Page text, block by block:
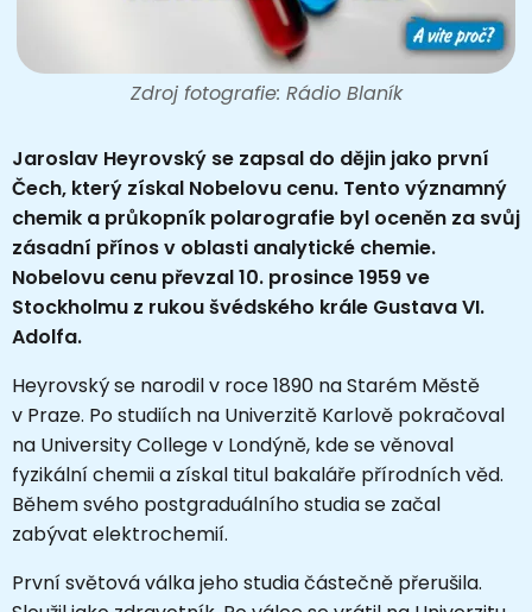
Zdroj fotografie: Rádio Blaník
Jaroslav Heyrovský se zapsal do dějin jako první
Čech, který získal Nobelovu cenu. Tento významný
chemik a průkopník polarografie byl oceněn za svůj
zásadní přínos v oblasti analytické chemie.
Nobelovu cenu převzal 10. prosince 1959 ve
Stockholmu z rukou švédského krále Gustava VI.
Adolfa.
Heyrovský se narodil v roce 1890 na Starém Městě
v Praze. Po studiích na Univerzitě Karlově pokračoval
na University College v Londýně, kde se věnoval
fyzikální chemii a získal titul bakaláře přírodních věd.
Během svého postgraduálního studia se začal
zabývat elektrochemií.
První světová válka jeho studia částečně přerušila.